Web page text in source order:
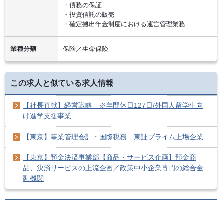
・債務の保証
・投資信託の販売
・確定拠出年金制度における運営管理業務
業種分類 保険／生命保険
この求人と似ている求人情報
【社長直轄】経営戦略 ※年間休日127日/外国人留学生向
け進学支援事業
【東京】事業管理会計・国際税務 東証プライム上場企業
【東京】預金決済事業部【商品・サービス企画】預金商
品、決済サービスの上流企画／政策中小企業専門の総合金
融機関